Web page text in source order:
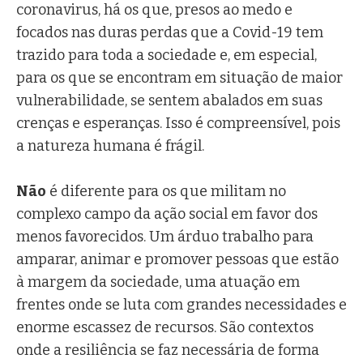
coronavirus, há os que, presos ao medo e
focados nas duras perdas que a Covid-19 tem
trazido para toda a sociedade e, em especial,
para os que se encontram em situação de maior
vulnerabilidade, se sentem abalados em suas
crenças e esperanças. Isso é compreensível, pois
a natureza humana é frágil.
Não é diferente para os que militam no
complexo campo da ação social em favor dos
menos favorecidos. Um árduo trabalho para
amparar, animar e promover pessoas que estão
à margem da sociedade, uma atuação em
frentes onde se luta com grandes necessidades e
enorme escassez de recursos. São contextos
onde a resiliência se faz necessária de forma